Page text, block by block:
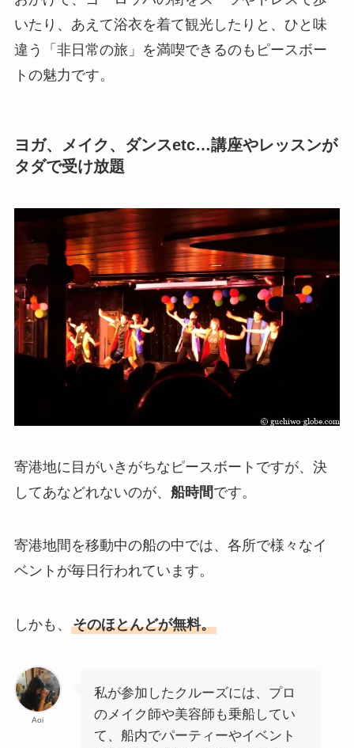
いたり、あえて浴衣を着て観光したりと、ひと味
違う「非日常の旅」を満喫できるのもピースボー
トの魅力です。
ヨガ、メイク、ダンスetc…講座やレッスンが
タダで受け放題
寄港地に目がいきがちなピースボートですが、決
してあなどれないのが、 船時間です。
寄港地間を移動中の船の中では、各所で様々なイ
ベントが毎日行われています。
しかも、 そのほとんどが無料。
Aoi
私が参加したクルーズには、プロ
のメイク師や美容師も乗船してい
て、船内でパーティーやイベント